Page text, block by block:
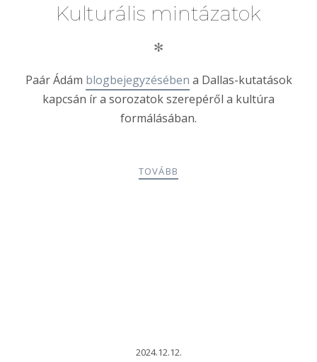
Kulturális mintázatok
✻
Paár Ádám blogbejegyzésében a Dallas-kutatások
kapcsán ír a sorozatok szerepéről a kultúra
formálásában.
TOVÁBB
2024.12.12.